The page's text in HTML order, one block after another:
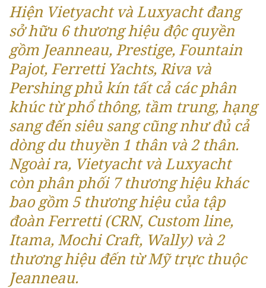
Hiện Vietyacht và Luxyacht đang
sở hữu 6 thương hiệu độc quyền
gồm Jeanneau, Prestige, Fountain
Pajot, Ferretti Yachts, Riva và
Pershing phủ kín tất cả các phân
khúc từ phổ thông, tầm trung, hạng
sang đến siêu sang cũng như đủ cả
dòng du thuyền 1 thân và 2 thân.
Ngoài ra, Vietyacht và Luxyacht
còn phân phối 7 thương hiệu khác
bao gồm 5 thương hiệu của tập
đoàn Ferretti (CRN, Custom line,
Itama, Mochi Craft, Wally) và 2
thương hiệu đến từ Mỹ trực thuộc
Jeanneau.